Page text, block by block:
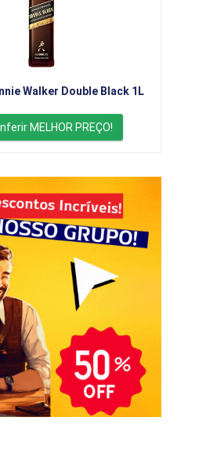
Walker Double Black 1L
MELHOR PREÇO!